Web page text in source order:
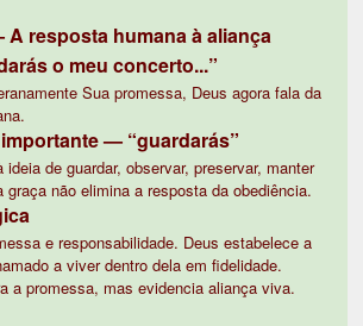
A resposta humana à aliança
o meu concerto...”
Sua promessa, Deus agora fala da
— “guardarás”
de guardar, observar, preservar, manter
não elimina a resposta da obediência.
e responsabilidade. Deus estabelece a
a viver dentro dela em fidelidade.
a promessa, mas evidencia aliança viva.